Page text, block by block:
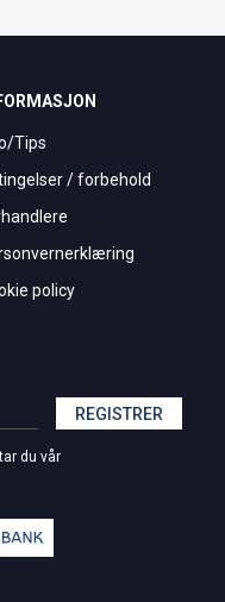
Tips
/ forbehold
policy
REGISTRER
du vår